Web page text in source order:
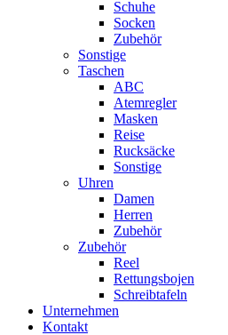
Schuhe
Socken
Zubehör
Sonstige
Taschen
ABC
Atemregler
Masken
Reise
Rucksäcke
Sonstige
Uhren
Damen
Herren
Zubehör
Zubehör
Reel
Rettungsbojen
Schreibtafeln
Unternehmen
Kontakt